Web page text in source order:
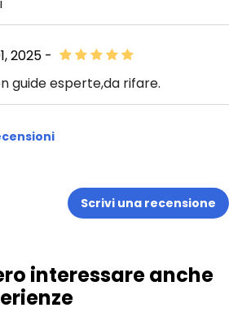
2025 -
guide esperte,da rifare.
Scrivi una recensione
interessare anche